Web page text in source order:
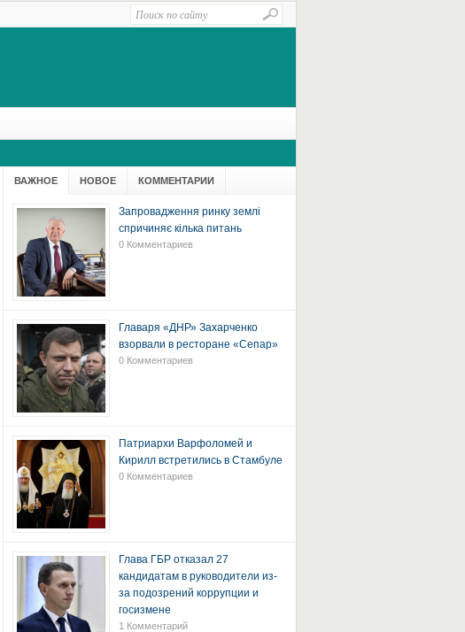
ВАЖНОЕ НОВОЕ КОММЕНТАРИИ
Запровадження ринку землі
спричиняє кілька питань
0 Комментариев
Главаря «ДНР» Захарченко
взорвали в ресторане «Сепар»
0 Комментариев
Патриархи Варфоломей и
Кирилл встретились в Стамбуле
0 Комментариев
Глава ГБР отказал 27
кандидатам в руководители из-
за подозрений коррупции и
госизмене
1 Комментарий